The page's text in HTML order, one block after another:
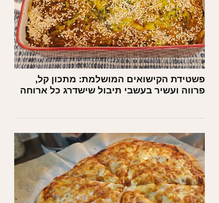
פשטידת הקישואים המושלמת: מתכון קל,
פרווה ועשיר בעשבי תיבול שישדרג כל ארוחה